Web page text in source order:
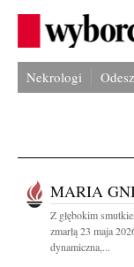
Nekrologi
MARIA
Z głębokim
zmarłą 23 maja
dynamiczna,...